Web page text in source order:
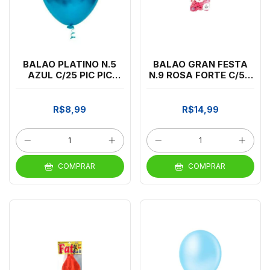
BALAO PLATINO N.5
AZUL C/25 PIC PIC
R$8,99
COMPRAR
BALAO GRAN FESTA
N.9 ROSA FORTE C/50
R$14,99
COMPRAR